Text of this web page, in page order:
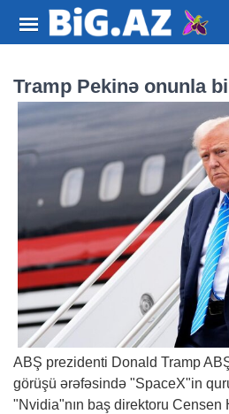
Tramp Pekinə onunla
ABŞ prezidenti Donald Tramp
görüşü ərəfəsində "SpaceX"in
"Nvidia"nın baş direktoru Censen